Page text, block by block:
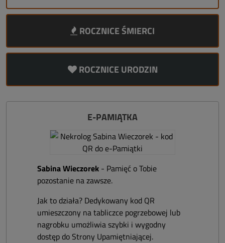
ROCZNICE ŚMIERCI
ROCZNICE URODZIN
E-PAMIĄTKA
Sabina Wieczorek - Pamięć o Tobie
pozostanie na zawsze.
Jak to działa? Dedykowany kod QR
umieszczony na tabliczce pogrzebowej lub
nagrobku umożliwia szybki i wygodny
dostęp do Strony Upamiętniającej.